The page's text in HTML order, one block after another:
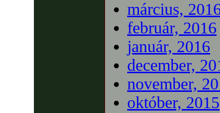
március,
február, 2016
január, 2016
december,
november,
október, 2015